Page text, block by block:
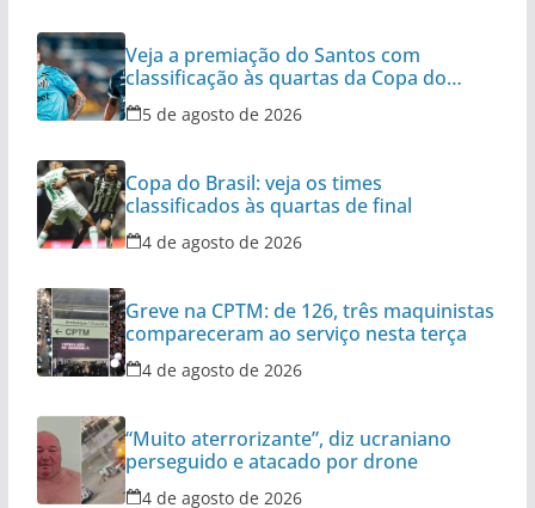
Veja a premiação do Santos com
classificação às quartas da Copa do
Brasil
5 de agosto de 2026
Copa do Brasil: veja os times
classificados às quartas de final
4 de agosto de 2026
Greve na CPTM: de 126, três maquinistas
compareceram ao serviço nesta terça
4 de agosto de 2026
“Muito aterrorizante”, diz ucraniano
perseguido e atacado por drone
4 de agosto de 2026